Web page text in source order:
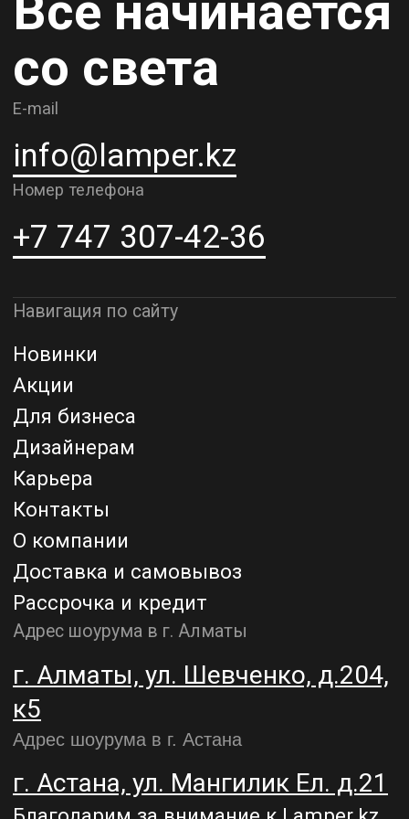
Контакты
О компании
Доставка и самовывоз
Рассрочка и кредит
Адрес шоурума в г. Алматы
к5
Адрес шоурума в г. Астана
Благодарим за внимание к Lamper.kz.
До встречи в ваших будущих
ТОО "Lamper PROD". Все права защищены ©
Политика конфиденциальности
Назад наверх